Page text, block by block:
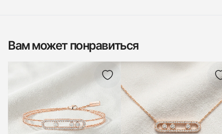
Вам может понравиться